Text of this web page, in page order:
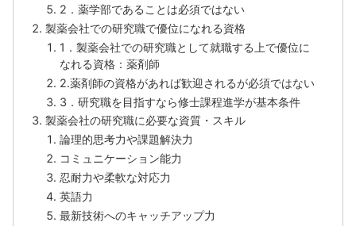
2．薬学部であることは必須ではない
製薬会社での研究職で優位になれる資格
1．製薬会社での研究職として就職する上で優位に
なれる資格：薬剤師
2.薬剤師の資格があれば歓迎されるが必須ではない
3．研究職を目指すなら修士課程進学が基本条件
製薬会社の研究職に必要な資質・スキル
論理的思考力や課題解決力
コミュニケーション能力
忍耐力や柔軟な対応力
英語力
最新技術へのキャッチアップ力